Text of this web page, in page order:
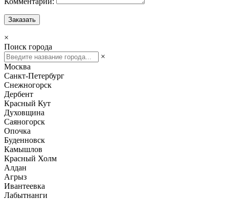
Заказать
×
Поиск города
×
Москва
Санкт-Петербург
Снежногорск
Дербент
Красный Кут
Духовщина
Саяногорск
Опочка
Буденновск
Камышлов
Красный Холм
Алдан
Агрыз
Ивантеевка
Лабытнанги